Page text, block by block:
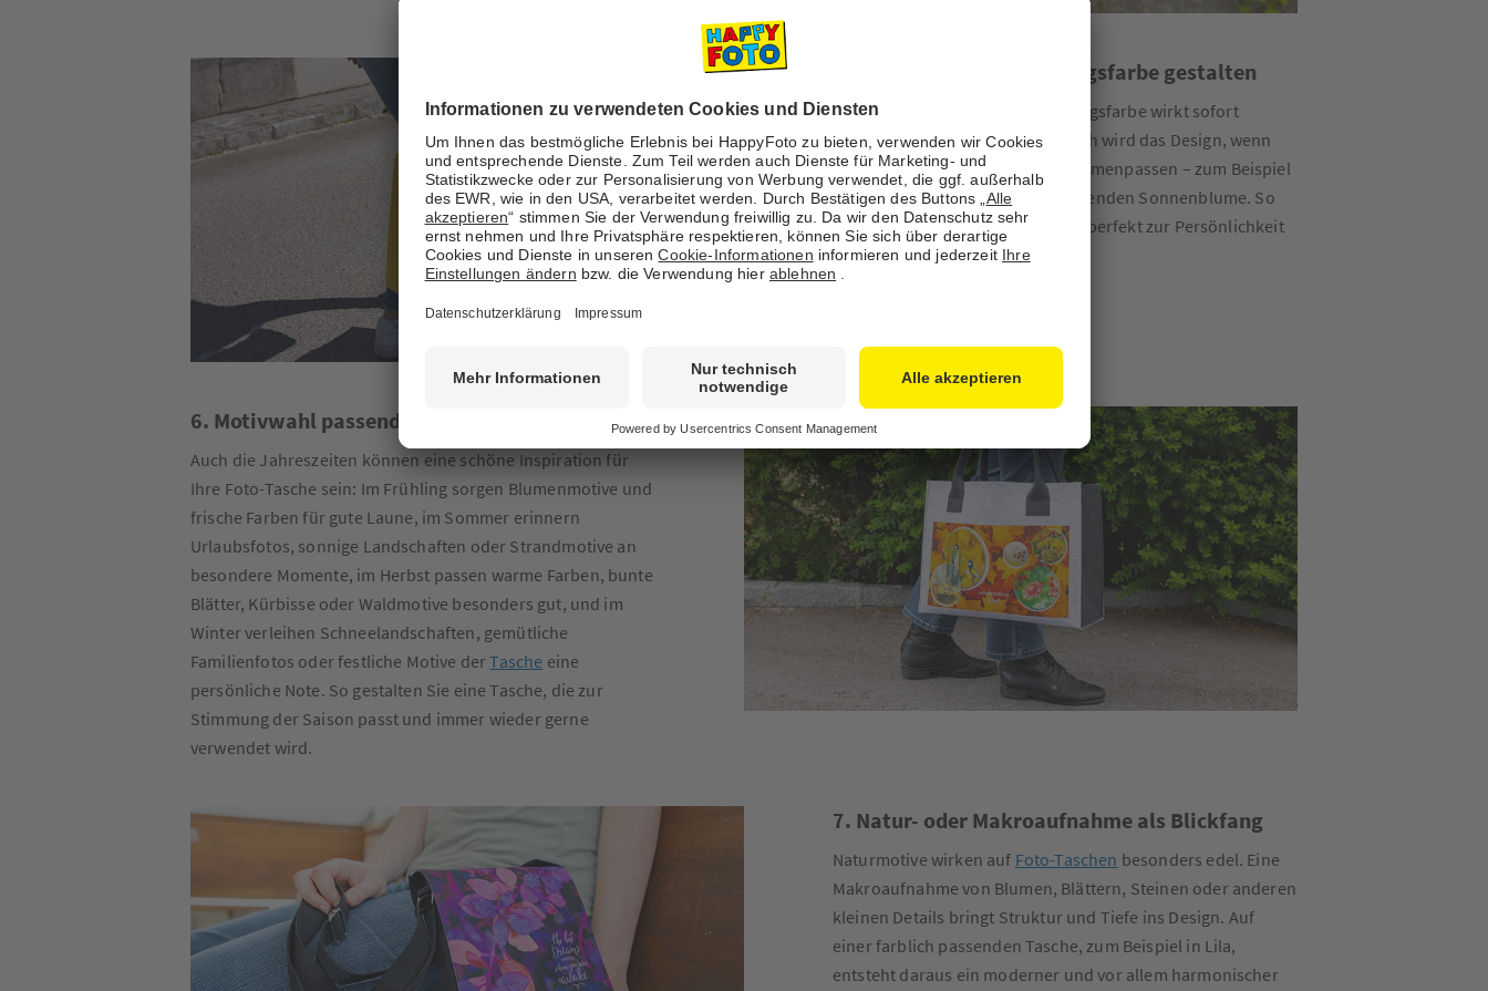
5. Filztasche in der Lieblingsfarbe gestalten
EineFoto-Filztasche
in der Lieblingsfarbe wirkt sofort
persönlich. Besonders harmonisch wird das Design, wenn
Foto und Taschenfarbe gut zusammenpassen – zum Beispiel
eine gelbe Tasche mit einer strahlenden Sonnenblume. So
entsteht ein fröhliches Motiv, das perfekt zur Persönlichkeit
der beschenkten Person passt.
6. Motivwahl passend zur Jahreszeit
Auch die Jahreszeiten können eine schöne Inspiration für
Ihre Foto-Tasche sein: Im Frühling sorgen Blumenmotive und
frische Farben für gute Laune, im Sommer erinnern
Urlaubsfotos, sonnige Landschaften oder Strandmotive an
besondere Momente, im Herbst passen warme Farben, bunte
Blätter, Kürbisse oder Waldmotive besonders gut, und im
Winter verleihen Schneelandschaften, gemütliche
Familienfotos oder festliche Motive derTasche eine
persönliche Note. So gestalten Sie eine Tasche, die zur
Stimmung der Saison passt und immer wieder gerne
verwendet wird.
7. Natur- oder Makroaufnahme als Blickfang
Naturmotive wirken auf Foto-Taschen besonders edel. Eine
Makroaufnahme von Blumen, Blättern, Steinen oder anderen
kleinen Details bringt Struktur und Tiefe ins Design. Auf
einer farblich passenden Tasche, zum Beispiel in Lila,
entsteht daraus ein moderner und vor allem harmonischer